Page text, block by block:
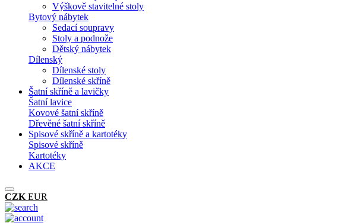
Výškově stavitelné stoly
Bytový nábytek
Sedací soupravy
Stoly a podnože
Dětský nábytek
Dílenský
Dílenské stoly
Dílenské skříně
Šatní skříně a lavičky
Šatní lavice
Kovové šatní skříně
Dřevěné šatní skříně
Spisové skříně a kartotéky
Spisové skříně
Kartotéky
AKCE
CZK EUR